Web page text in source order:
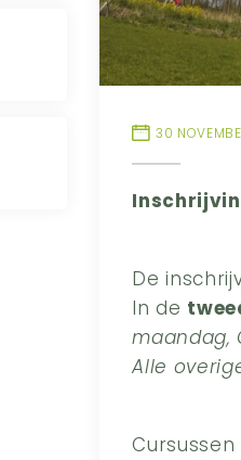
30
De
In de
maandag,
Alle
Cursussen